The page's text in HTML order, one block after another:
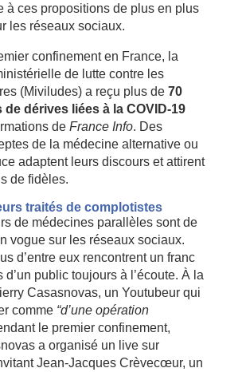
à ces propositions de plus en plus
les réseaux sociaux.
confinement en France, la
de lutte contre les
(Miviludes) a reçu plus de 70
dérives liées à la COVID-19
de France Info. Des
de la médecine alternative ou
adaptent leurs discours et attirent
de fidèles.
traités de complotistes
de médecines parallèles sont de
vogue sur les réseaux sociaux.
d’entre eux rencontrent un franc
d’un public toujours à l’écoute. À la
Casasnovas, un Youtubeur qui
comme“d’une opération
le premier confinement,
a organisé un live sur
Jean-Jacques Crèvecœur, un